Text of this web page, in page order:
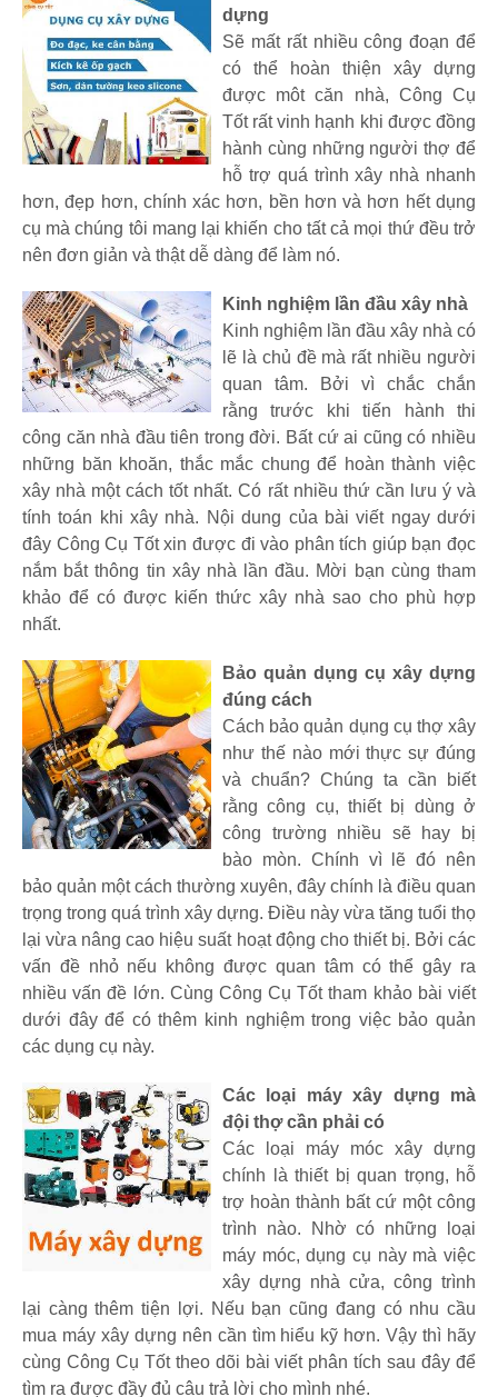
dựng
Sẽ mất rất nhiều công đoạn để
có thể hoàn thiện xây dựng
được môt căn nhà, Công Cụ
Tốt rất vinh hạnh khi được đồng
hành cùng những người thợ để
hỗ trợ quá trình xây nhà nhanh
hơn, đẹp hơn, chính xác hơn, bền hơn và hơn hết dụng
cụ mà chúng tôi mang lại khiến cho tất cả mọi thứ đều trở
nên đơn giản và thật dễ dàng để làm nó.
Kinh nghiệm lần đầu xây nhà
Kinh nghiệm lần đầu xây nhà có
lẽ là chủ đề mà rất nhiều người
quan tâm. Bởi vì chắc chắn
rằng trước khi tiến hành thi
công căn nhà đầu tiên trong đời. Bất cứ ai cũng có nhiều
những băn khoăn, thắc mắc chung để hoàn thành việc
xây nhà một cách tốt nhất. Có rất nhiều thứ cần lưu ý và
tính toán khi xây nhà. Nội dung của bài viết ngay dưới
đây Công Cụ Tốt xin được đi vào phân tích giúp bạn đọc
nắm bắt thông tin xây nhà lần đầu. Mời bạn cùng tham
khảo để có được kiến thức xây nhà sao cho phù hợp
nhất.
Bảo quản dụng cụ xây dựng
đúng cách
Cách bảo quản dụng cụ thợ xây
như thế nào mới thực sự đúng
và chuẩn? Chúng ta cần biết
rằng công cụ, thiết bị dùng ở
công trường nhiều sẽ hay bị
bào mòn. Chính vì lẽ đó nên
bảo quản một cách thường xuyên, đây chính là điều quan
trọng trong quá trình xây dựng. Điều này vừa tăng tuổi thọ
lại vừa nâng cao hiệu suất hoạt động cho thiết bị. Bởi các
vấn đề nhỏ nếu không được quan tâm có thể gây ra
nhiều vấn đề lớn. Cùng Công Cụ Tốt tham khảo bài viết
dưới đây để có thêm kinh nghiệm trong việc bảo quản
các dụng cụ này.
Các loại máy xây dựng mà
đội thợ cần phải có
Các loại máy móc xây dựng
chính là thiết bị quan trọng, hỗ
trợ hoàn thành bất cứ một công
trình nào. Nhờ có những loại
máy móc, dụng cụ này mà việc
xây dựng nhà cửa, công trình
lại càng thêm tiện lợi. Nếu bạn cũng đang có nhu cầu
mua máy xây dựng nên cần tìm hiểu kỹ hơn. Vậy thì hãy
cùng Công Cụ Tốt theo dõi bài viết phân tích sau đây để
tìm ra được đầy đủ câu trả lời cho mình nhé.